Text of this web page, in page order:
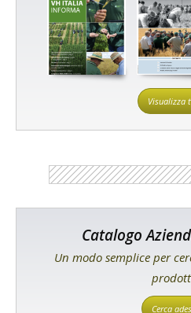
Visualizza
Catalogo
Un modo semplice per
Cerca